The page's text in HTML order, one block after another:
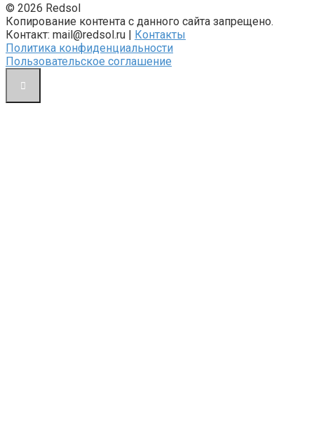
© 2026 Redsol
Копирование контента с данного сайта запрещено.
Контакт: mail@redsol.ru | Контакты
Политика конфиденциальности
Пользовательское соглашение